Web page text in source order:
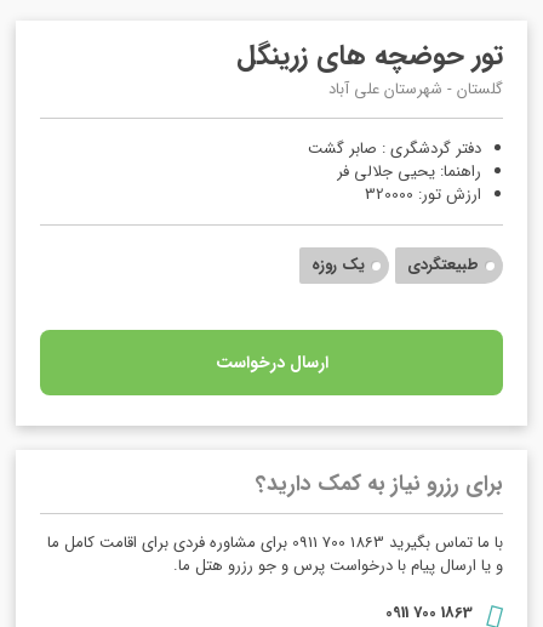
تور حوضچه های زرینگل
گلستان - شهرستان علی آباد
دفتر گردشگری : صابر گشت
راهنما: یحیی جلالی فر
ارزش تور: 320000
طبیعتگردی یک روزه
ارسال درخواست
برای رزرو نیاز به کمک دارید؟
با ما تماس بگیرید 1863 700 0911 برای مشاوره فردی برای اقامت کامل ما
و یا ارسال پیام با درخواست پرس و جو رزرو هتل ما.
1863 700 0911